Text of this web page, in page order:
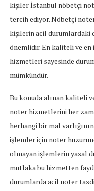
kişiler İstanbul nöbetçi
tercih ediyor. Nöbetçi
kişilerin acil durumlardaki
önemlidir. En kaliteli ve
hizmetleri sayesinde
mümkündür.
Bu konuda alınan kaliteli
noter hizmetlerini her
herhangi bir mal
işlemler için noter
olmayan işlemlerin yasal
mutlaka bu hizmetten
durumlarda acil noter